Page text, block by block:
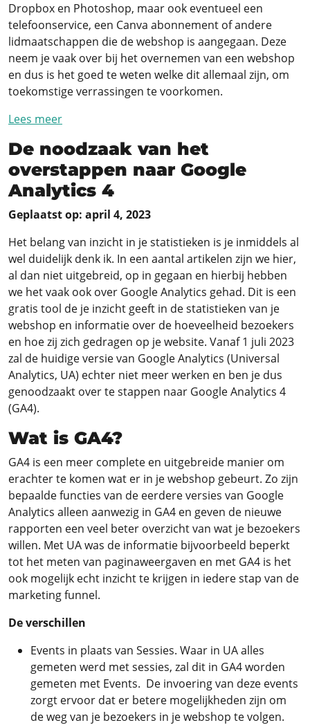
Dropbox en Photoshop, maar ook eventueel een
telefoonservice, een Canva abonnement of andere
lidmaatschappen die de webshop is aangegaan. Deze
neem je vaak over bij het overnemen van een webshop
en dus is het goed te weten welke dit allemaal zijn, om
toekomstige verrassingen te voorkomen.
Lees meer
De noodzaak van het
overstappen naar Google
Analytics 4
Geplaatst op: april 4, 2023
Het belang van inzicht in je statistieken is je inmiddels al
wel duidelijk denk ik. In een aantal artikelen zijn we hier,
al dan niet uitgebreid, op in gegaan en hierbij hebben
we het vaak ook over Google Analytics gehad. Dit is een
gratis tool de je inzicht geeft in de statistieken van je
webshop en informatie over de hoeveelheid bezoekers
en hoe zij zich gedragen op je website. Vanaf 1 juli 2023
zal de huidige versie van Google Analytics (Universal
Analytics, UA) echter niet meer werken en ben je dus
genoodzaakt over te stappen naar Google Analytics 4
(GA4).
Wat is GA4?
GA4 is een meer complete en uitgebreide manier om
erachter te komen wat er in je webshop gebeurt. Zo zijn
bepaalde functies van de eerdere versies van Google
Analytics alleen aanwezig in GA4 en geven de nieuwe
rapporten een veel beter overzicht van wat je bezoekers
willen. Met UA was de informatie bijvoorbeeld beperkt
tot het meten van paginaweergaven en met GA4 is het
ook mogelijk echt inzicht te krijgen in iedere stap van de
marketing funnel.
De verschillen
Events in plaats van Sessies. Waar in UA alles
gemeten werd met sessies, zal dit in GA4 worden
gemeten met Events. De invoering van deze events
zorgt ervoor dat er betere mogelijkheden zijn om
de weg van je bezoekers in je webshop te volgen.